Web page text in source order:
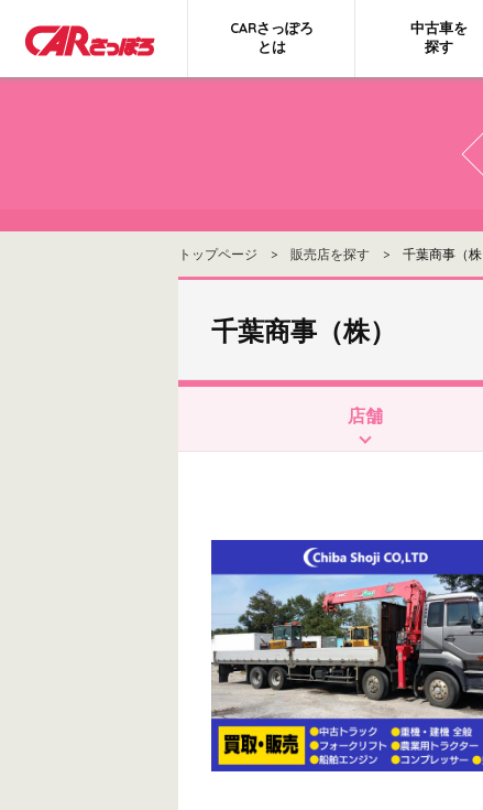
CARさっぽろ
とは
中古車を
探す
トップページ > 販売店を探す > 千葉商事（株
千葉商事（株）
店舗